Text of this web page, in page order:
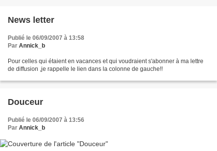
News letter
Publié le 06/09/2007 à 13:58
Par Annick_b
Pour celles qui étaient en vacances et qui voudraient s'abonner à ma lettre
de diffusion ,je rappelle le lien dans la colonne de gauche!!
Douceur
Publié le 06/09/2007 à 13:56
Par Annick_b